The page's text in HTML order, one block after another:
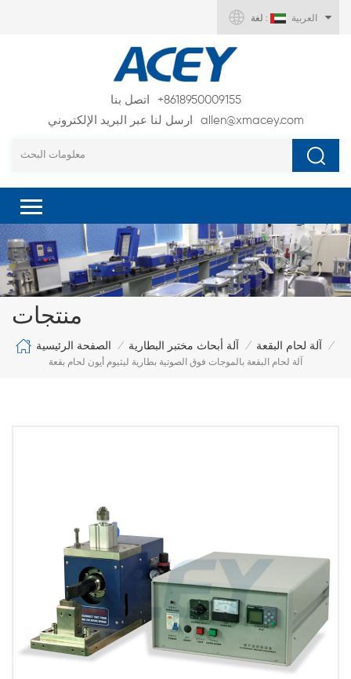
لغة : العربية
اتصل بنا
+8618950009155
ارسل لنا عبر البريد الإلكتروني
allen@xmacey.com
منتجات
الصفحة الرئيسية / آلة أبحاث مختبر البطارية / آلة لحام البقعة
/
آلة لحام البقعة بالموجات فوق الصوتية بطارية ليثيوم أيون لحام بقعة